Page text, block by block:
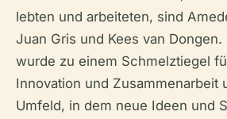
lebten und arbeiteten, sind
Juan Gris und Kees van Dongen.
wurde zu einem Schmelztiegel
Innovation und Zusammenarbeit
Umfeld, in dem neue Ideen und